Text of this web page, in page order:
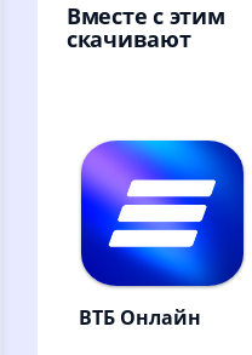
Вместе с этим
скачивают
ВТБ Онлайн